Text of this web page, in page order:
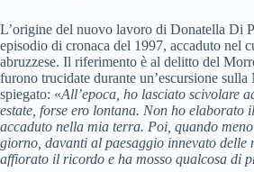
L’origine del nuovo lavoro di Donatella Di
episodio di cronaca del 1997, accaduto nel
abruzzese. Il riferimento è al delitto del
furono trucidate durante un’escursione
spiegato: «All’epoca, ho lasciato scivolare
estate, forse ero lontana. Non ho elaborato
accaduto nella mia terra. Poi, quando meno
giorno, davanti al paesaggio innevato delle
affiorato il ricordo e ha mosso qualcosa di